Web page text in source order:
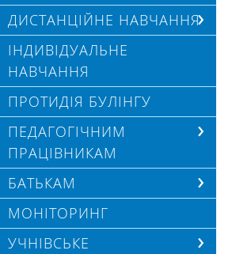
ДИСТАНЦІЙНЕ НАВЧАННЯ
ІНДИВІДУАЛЬНЕ
НАВЧАННЯ
ПРОТИДІЯ БУЛІНГУ
ПЕДАГОГІЧНИМ
ПРАЦІВНИКАМ
БАТЬКАМ
МОНІТОРИНГ
УЧНІВСЬКЕ